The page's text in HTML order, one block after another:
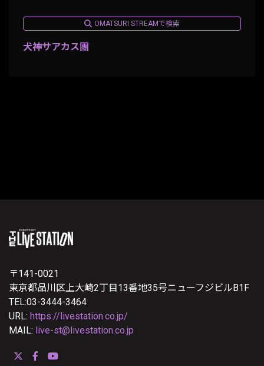
OMATSURI STREAMで検索
犬神サアカス團
〒141-0021
東京都品川区上大崎2丁目13番地35号ニューフジビルB1F
TEL:03-3444-3464
URL: https://livestation.co.jp/
MAIL: live-st@livestation.co.jp